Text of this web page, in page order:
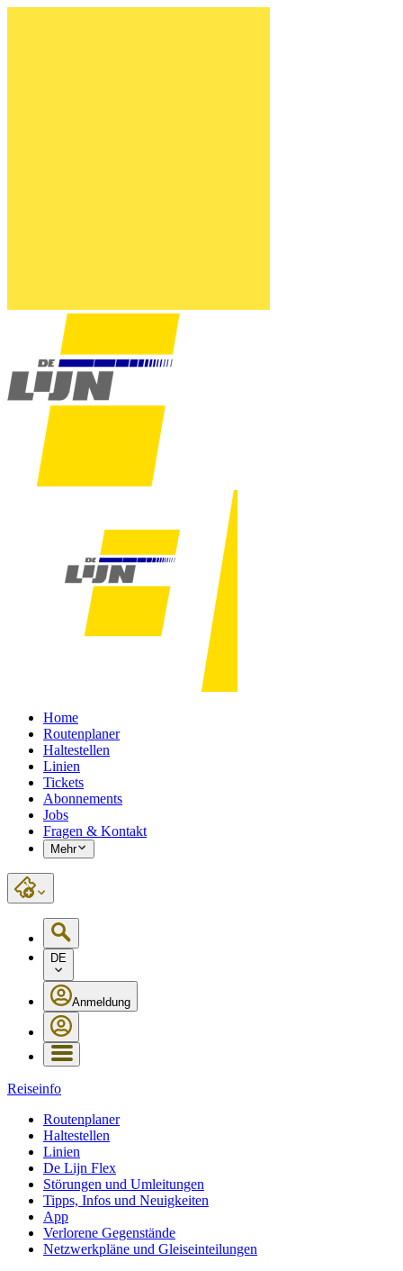
Home
Routenplaner
Haltestellen
Linien
Tickets
Abonnements
Jobs
Fragen & Kontakt
Mehr
DE
Anmeldung
Reiseinfo
Routenplaner
Haltestellen
Linien
De Lijn Flex
Störungen und Umleitungen
Tipps, Infos und Neuigkeiten
App
Verlorene Gegenstände
Netzwerkpläne und Gleiseinteilungen